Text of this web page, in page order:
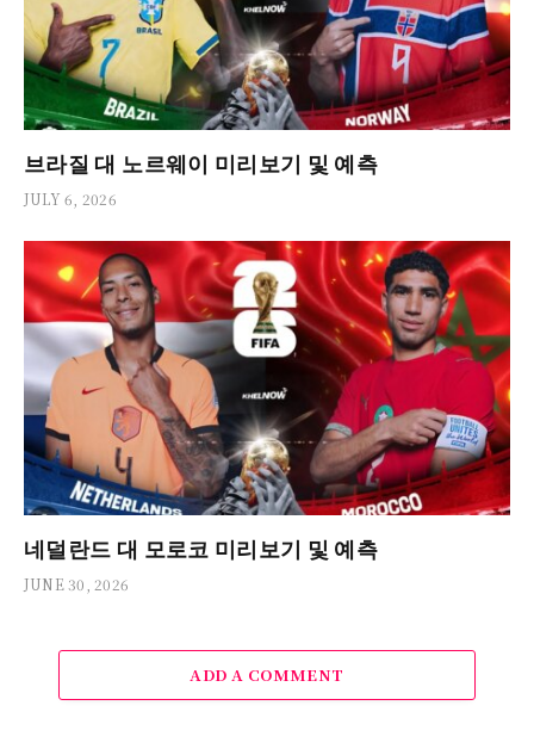
브라질 대 노르웨이 미리보기 및 예측
JULY 6, 2026
네덜란드 대 모로코 미리보기 및 예측
JUNE 30, 2026
ADD A COMMENT